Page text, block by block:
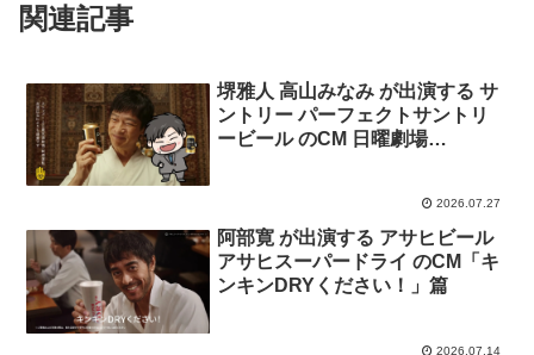
関連記事
堺雅人 高山みなみ が出演する サ
ントリー パーフェクトサントリ
ービール のCM 日曜劇場
2026.07.27
阿部寛 が出演する アサヒビール
アサヒスーパードライ のCM「キ
ンキンDRYください！」篇
2026.07.14